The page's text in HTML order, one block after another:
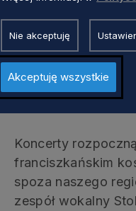
również próbą
miejsce w dawnym
będzie
instrumentalistów,
Cztery
Koncerty
franciszkańskim
spoza naszego
zespół wokalny
Nie akceptuję
Akceptuję wszystkie